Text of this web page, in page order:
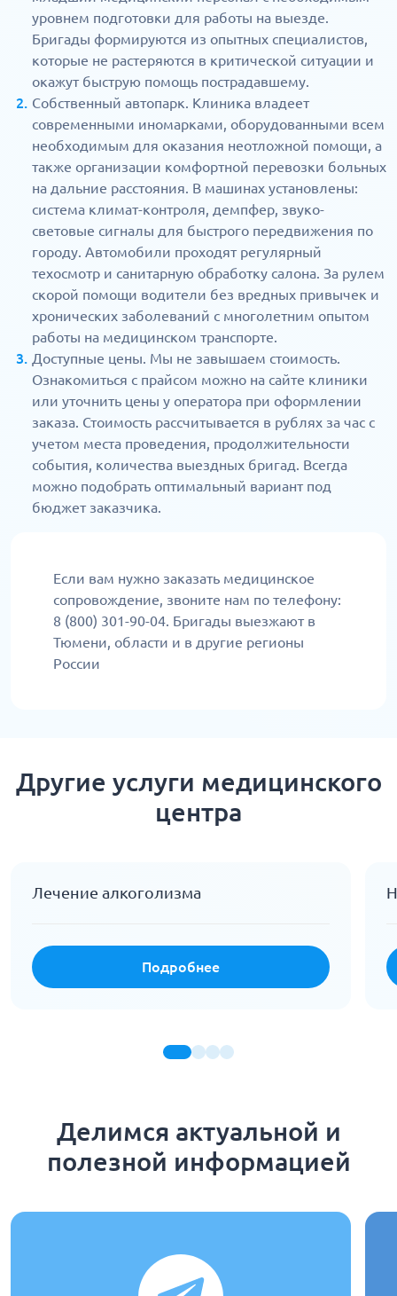
уровнем подготовки для работы на выезде.
Бригады формируются из опытных специалистов,
которые не растеряются в критической ситуации и
окажут быструю помощь пострадавшему.
Собственный автопарк. Клиника владеет
современными иномарками, оборудованными всем
необходимым для оказания неотложной помощи, а
также организации комфортной перевозки больных
на дальние расстояния. В машинах установлены:
система климат-контроля, демпфер, звуко-
световые сигналы для быстрого передвижения по
городу. Автомобили проходят регулярный
техосмотр и санитарную обработку салона. За рулем
скорой помощи водители без вредных привычек и
хронических заболеваний с многолетним опытом
работы на медицинском транспорте.
Доступные цены. Мы не завышаем стоимость.
Ознакомиться с прайсом можно на сайте клиники
или уточнить цены у оператора при оформлении
заказа. Стоимость рассчитывается в рублях за час с
учетом места проведения, продолжительности
события, количества выездных бригад. Всегда
можно подобрать оптимальный вариант под
бюджет заказчика.
Если вам нужно заказать медицинское
сопровождение, звоните нам по телефону:
8 (800) 301-90-04. Бригады выезжают в
Тюмени, области и в другие регионы
России
Другие услуги медицинского
центра
Лечение алкоголизма
Подробнее
Делимся актуальной и
полезной информацией